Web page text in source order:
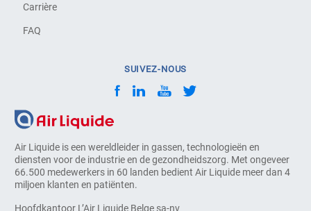
Air Liquide is een wereldleider in gassen, technologieën en
diensten voor de industrie en de gezondheidszorg. Met ongeveer
66.500 medewerkers in 60 landen bedient Air Liquide meer dan 4
miljoen klanten en patiënten.
Hoofdkantoor L’Air Liquide Belge sa-nv
Carrière
FAQ
SUIVEZ-NOUS